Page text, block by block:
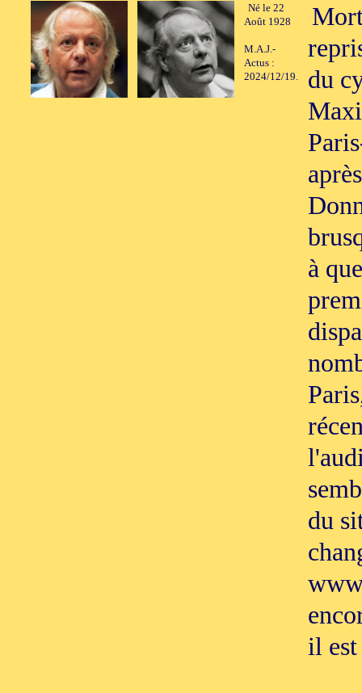
Né le 22
Août 1928
M.A.J.-
Actus :
2024/12/19.
du
à
du
il